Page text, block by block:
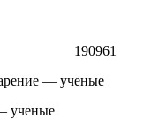
190961
ученые